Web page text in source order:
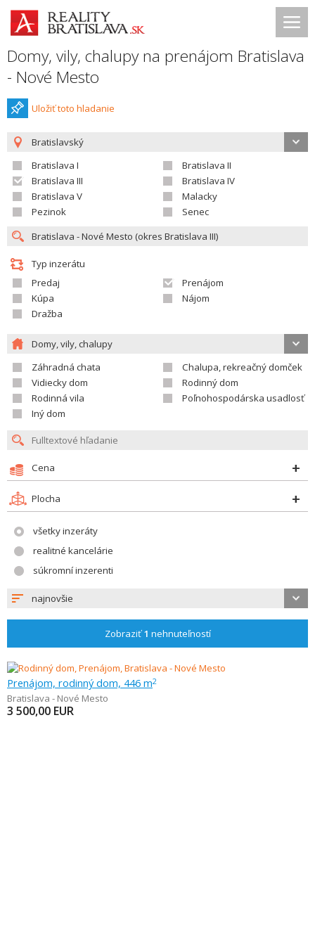
Domy, vily, chalupy na prenájom Bratislava
- Nové Mesto
Uložiť toto hladanie
Bratislavský
Bratislava I
Bratislava II
Bratislava III
Bratislava IV
Bratislava V
Malacky
Pezinok
Senec
Typ inzerátu
Predaj
Prenájom
Kúpa
Nájom
Dražba
Domy, vily, chalupy
Záhradná chata
Chalupa, rekreačný domček
Vidiecky dom
Rodinný dom
Rodinná vila
Poľnohospodárska usadlosť
Iný dom
Cena
Plocha
všetky inzeráty
realitné kancelárie
súkromní inzerenti
najnovšie
Zobraziť1 nehnuteľností
Prenájom, rodinný dom, 446 m2
Bratislava - Nové Mesto
3 500,00 EUR